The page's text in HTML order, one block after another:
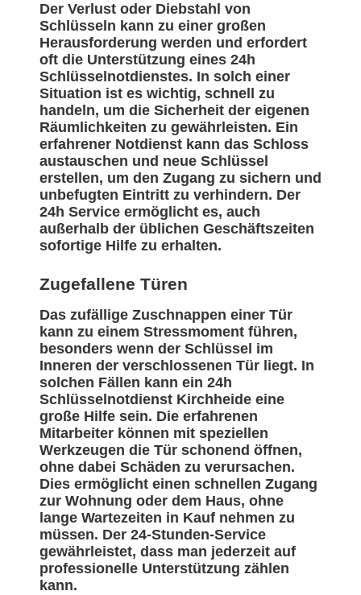
Der Verlust oder Diebstahl von
Schlüsseln kann zu einer großen
Herausforderung werden und erfordert
oft die Unterstützung eines 24h
Schlüsselnotdienstes. In solch einer
Situation ist es wichtig, schnell zu
handeln, um die Sicherheit der eigenen
Räumlichkeiten zu gewährleisten. Ein
erfahrener Notdienst kann das Schloss
austauschen und neue Schlüssel
erstellen, um den Zugang zu sichern und
unbefugten Eintritt zu verhindern. Der
24h Service ermöglicht es, auch
außerhalb der üblichen Geschäftszeiten
sofortige Hilfe zu erhalten.
Zugefallene Türen
Das zufällige Zuschnappen einer Tür
kann zu einem Stressmoment führen,
besonders wenn der Schlüssel im
Inneren der verschlossenen Tür liegt. In
solchen Fällen kann ein 24h
Schlüsselnotdienst Kirchheide eine
große Hilfe sein. Die erfahrenen
Mitarbeiter können mit speziellen
Werkzeugen die Tür schonend öffnen,
ohne dabei Schäden zu verursachen.
Dies ermöglicht einen schnellen Zugang
zur Wohnung oder dem Haus, ohne
lange Wartezeiten in Kauf nehmen zu
müssen. Der 24-Stunden-Service
gewährleistet, dass man jederzeit auf
professionelle Unterstützung zählen
kann.